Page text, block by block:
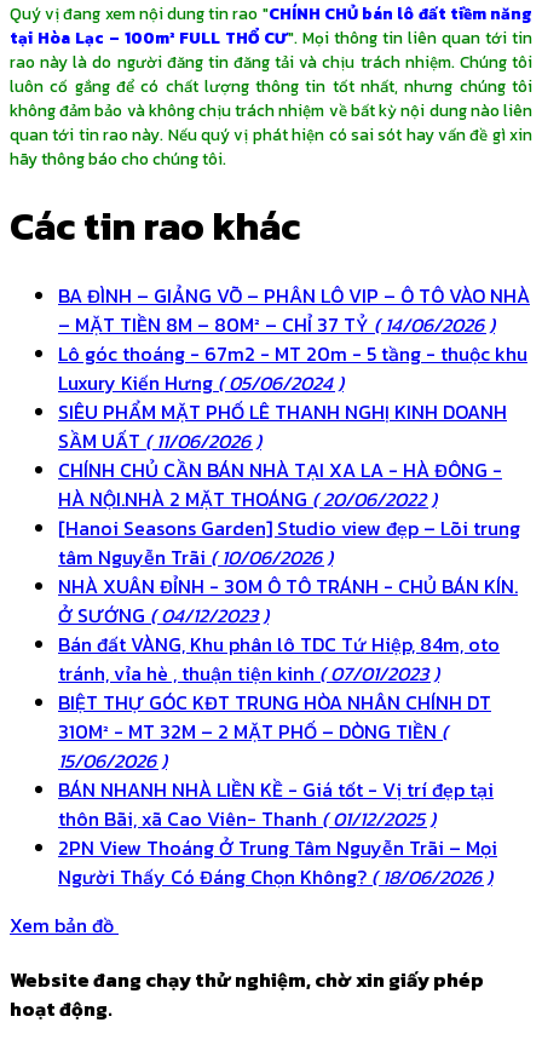
Quý vị đang xem nội dung tin rao "CHÍNH CHỦ bán lô đất tiềm năng
tại Hòa Lạc – 100m² FULL THỔ CƯ". Mọi thông tin liên quan tới tin
rao này là do người đăng tin đăng tải và chịu trách nhiệm. Chúng tôi
luôn cố gắng để có chất lượng thông tin tốt nhất, nhưng chúng tôi
không đảm bảo và không chịu trách nhiệm về bất kỳ nội dung nào liên
quan tới tin rao này. Nếu quý vị phát hiện có sai sót hay vấn đề gì xin
hãy thông báo cho chúng tôi.
Các tin rao khác
BA ĐÌNH – GIẢNG VÕ – PHÂN LÔ VIP – Ô TÔ VÀO NHÀ
– MẶT TIỀN 8M – 80M² – CHỈ 37 TỶ ( 14/06/2026 )
Lô góc thoáng - 67m2 - MT 20m - 5 tầng - thuộc khu
Luxury Kiến Hưng ( 05/06/2024 )
SIÊU PHẨM MẶT PHỐ LÊ THANH NGHỊ KINH DOANH
SẦM UẤT ( 11/06/2026 )
CHÍNH CHỦ CẦN BÁN NHÀ TẠI XA LA - HÀ ĐÔNG -
HÀ NỘI.NHÀ 2 MẶT THOÁNG ( 20/06/2022 )
[Hanoi Seasons Garden] Studio view đẹp – Lõi trung
tâm Nguyễn Trãi ( 10/06/2026 )
NHÀ XUÂN ĐỈNH - 30M Ô TÔ TRÁNH - CHỦ BÁN KÍN.
Ở SƯỚNG ( 04/12/2023 )
Bán đất VÀNG, Khu phân lô TDC Tứ Hiệp, 84m, oto
tránh, vỉa hè , thuận tiện kinh ( 07/01/2023 )
BIỆT THỰ GÓC KĐT TRUNG HÒA NHÂN CHÍNH DT
310M² - MT 32M – 2 MẶT PHỐ – DÒNG TIỀN (
15/06/2026 )
BÁN NHANH NHÀ LIỀN KỀ - Giá tốt - Vị trí đẹp tại
thôn Bãi, xã Cao Viên- Thanh ( 01/12/2025 )
2PN View Thoáng Ở Trung Tâm Nguyễn Trãi – Mọi
Người Thấy Có Đáng Chọn Không? ( 18/06/2026 )
Xem bản đồ
Website đang chạy thử nghiệm, chờ xin giấy phép
hoạt động.